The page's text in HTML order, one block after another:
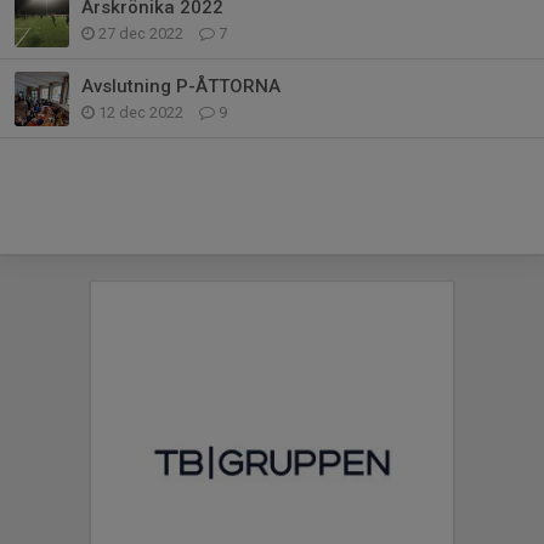
Årskrönika 2022
27 dec 2022 7
Avslutning P-ÅTTORNA
12 dec 2022 9